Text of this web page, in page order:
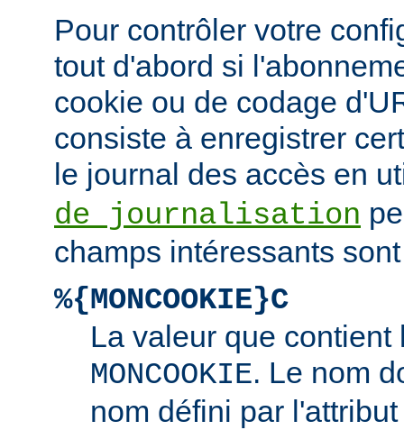
Pour contrôler votre
tout d'abord si
cookie ou de codage
consiste à enregistrer
le journal des accès en
de journalisation
champs intéressants
%{MONCOOKIE}C
La valeur que
MONCOOKIE. Le nom
nom défini par